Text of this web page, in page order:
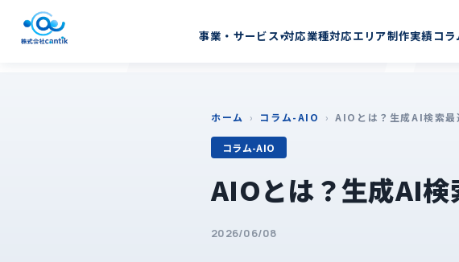
事業・サービス▾対応業種対応エリア制作実績 コラ
ホーム › コラム-AIO › AIOとは？生成AI検索最
コラム-AIO
AIOとは？生成AI検
2026/06/08